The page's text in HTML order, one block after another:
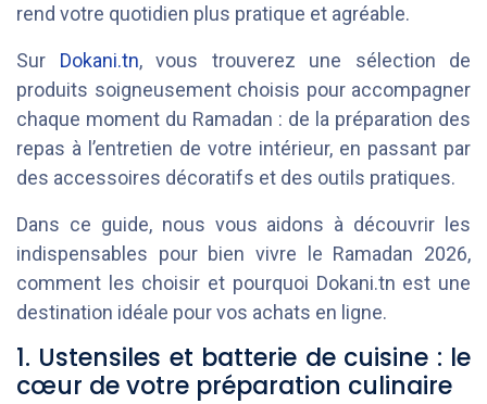
rend votre quotidien plus pratique et agréable.
Sur Dokani.tn, vous trouverez une sélection de
produits soigneusement choisis pour accompagner
chaque moment du Ramadan : de la préparation des
repas à l’entretien de votre intérieur, en passant par
des accessoires décoratifs et des outils pratiques.
Dans ce guide, nous vous aidons à découvrir les
indispensables pour bien vivre le Ramadan 2026,
comment les choisir et pourquoi Dokani.tn est une
destination idéale pour vos achats en ligne.
1. Ustensiles et batterie de cuisine : le
cœur de votre préparation culinaire